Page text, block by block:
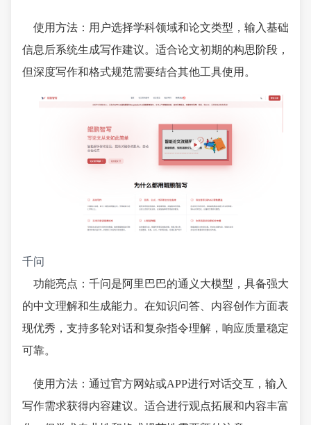
使用方法：用户选择学科领域和论文类型，输入基础
信息后系统生成写作建议。适合论文初期的构思阶段，
但深度写作和格式规范需要结合其他工具使用。
千问
功能亮点：千问是阿里巴巴的通义大模型，具备强大
的中文理解和生成能力。在知识问答、内容创作方面表
现优秀，支持多轮对话和复杂指令理解，响应质量稳定
可靠。
使用方法：通过官方网站或APP进行对话交互，输入
写作需求获得内容建议。适合进行观点拓展和内容丰富